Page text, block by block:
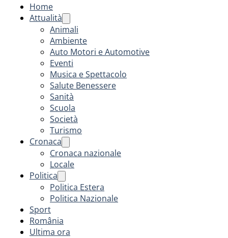
Home
Attualità
Animali
Ambiente
Auto Motori e Automotive
Eventi
Musica e Spettacolo
Salute Benessere
Sanità
Scuola
Società
Turismo
Cronaca
Cronaca nazionale
Locale
Politica
Politica Estera
Politica Nazionale
Sport
România
Ultima ora